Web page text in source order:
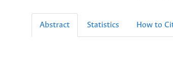
Abstract Statistics How to